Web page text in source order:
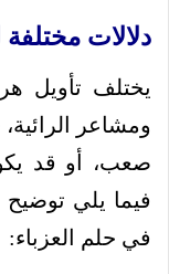
دلالات
يختلف تأويل
ومشاعر
صعب، أو قد
فيما يلي توضيح
في حلم العزباء: